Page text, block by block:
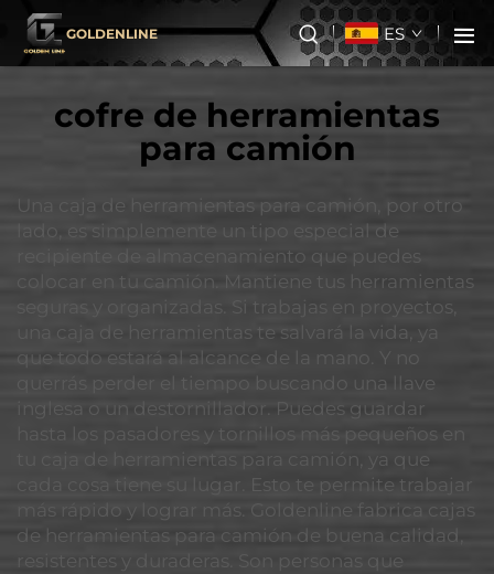
GOLDENLINE ES
cofre de herramientas
para camión
Una caja de herramientas para camión, por otro
lado, es simplemente un tipo especial de
recipiente de almacenamiento que puedes
colocar en tu camión. Mantiene tus herramientas
seguras y organizadas. Si trabajas en proyectos,
una caja de herramientas te salvará la vida, ya
que todo estará al alcance de la mano. Y no
querrás perder el tiempo buscando una llave
inglesa o un destornillador. Puedes guardar
hasta los pasadores y tornillos más pequeños en
tu caja de herramientas para camión, ya que
cada cosa tiene su lugar. Esto te permite trabajar
más rápido y lograr más. Goldenline fabrica cajas
de herramientas para camión de buena calidad,
resistentes y duraderas. Son personas que